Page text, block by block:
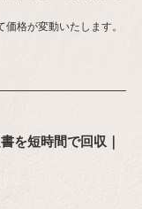
格が変動いたします。
を短時間で回収｜